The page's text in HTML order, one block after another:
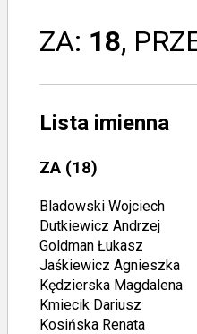
ZA: 18,
Lista imienna
ZA (18)
Bladowski Wojciech
Dutkiewicz Andrzej
Goldman Łukasz
Jaśkiewicz Agnieszka
Kędzierska Magdalena
Kmiecik Dariusz
Kosińska Renata